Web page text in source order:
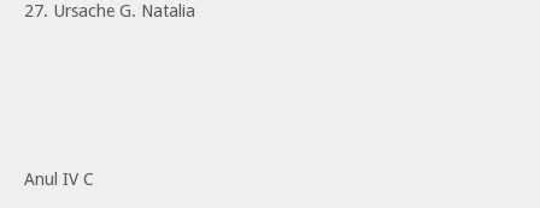
27. Ursache G. Natalia
Anul IV C